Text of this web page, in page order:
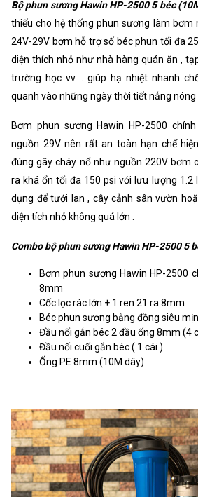
Bộ phun sương Hawin HP-2500 5 béc
thiếu cho hệ thống phun sương làm bơm
24V-29V bơm hỗ trợ số béc phun tối đa
diện thích nhỏ như nhà hàng quán ăn ,
trường học vv.... giúp hạ nhiệt nhanh
quanh vào những ngày thời tiết nắng nóng
Bơm phun sương Hawin HP-2500
nguồn 29V nên rất an toàn hạn chế
đúng gây cháy nổ như nguồn 220V bơm
ra khá ổn tối đa 150 psi với lưu lượng
dụng để tưới lan , cây cảnh sân vườn
diện tích nhỏ không quá lớn .
Combo bộ phun sương Hawin HP-2500 5
Bơm phun sương Hawin HP-2500
8mm
Cốc lọc rác lớn + 1 ren 21 ra 8mm
Béc phun sương bằng đồng siêu
Đầu nối gắn béc 2 đầu ống 8mm (4
Đầu nối cuối gắn béc ( 1 cái )
Ống PE 8mm (10M dây)